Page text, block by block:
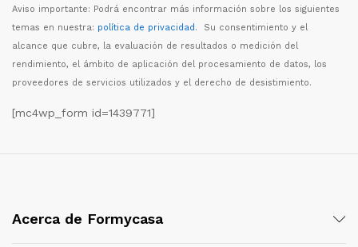
Aviso importante: Podrá encontrar más información sobre los siguientes
temas en nuestra: política de privacidad. Su consentimiento y el
alcance que cubre, la evaluación de resultados o medición del
rendimiento, el ámbito de aplicación del procesamiento de datos, los
proveedores de servicios utilizados y el derecho de desistimiento.
[mc4wp_form id=1439771]
Acerca de Formycasa